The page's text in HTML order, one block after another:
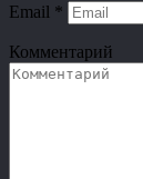
Email *
Комментарий